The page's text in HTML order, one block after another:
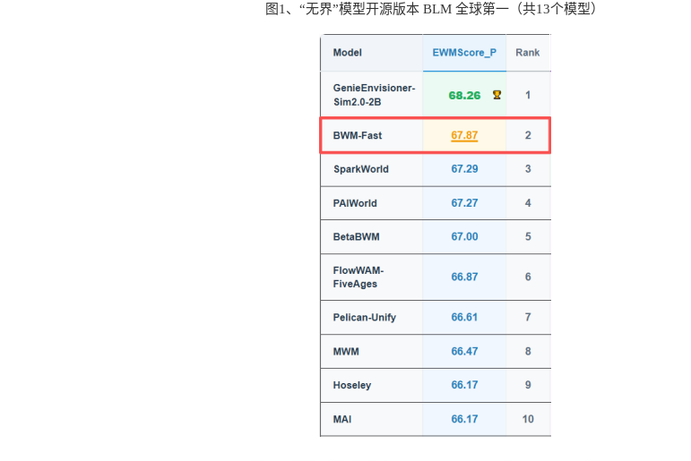
图1、“无界”模型开源版本 BLM 全球第一（共13个模型）